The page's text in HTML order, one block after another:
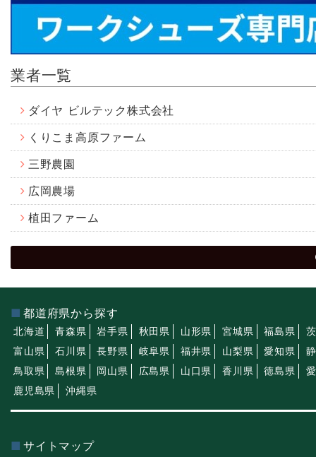
業者一覧
ダイヤ ビルテック株式会社
くりこま高原ファーム
三野農園
広岡農場
植田ファーム
都道府県から探す
北海道 青森県 岩手県 秋田県 山形県 宮城県 福島県
富山県
石川県 長野県 岐阜県 福井県 山梨県 愛知県
鳥取県
島根県 岡山県 広島県 山口県 香川県 徳島県
鹿児島県
沖縄県
サイトマップ